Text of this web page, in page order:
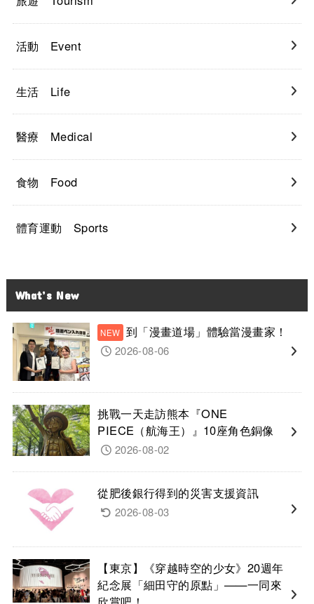
活動 Event
生活 Life
醫療 Medical
食物 Food
體育運動 Sports
What’s New
到「漫畫道場」體驗當漫畫家！
2026-08-06
挑戰一天走訪熊本『ONE
PIECE（航海王）』10座角色銅像
2026-08-02
從肥後銀行得到的災害支援資訊
2026-08-03
【東京】《穿越時空的少女》20週年
紀念展「細田守的原點」——一同來